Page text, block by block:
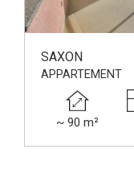
SAXON
APPARTEMENT
~ 90 m²